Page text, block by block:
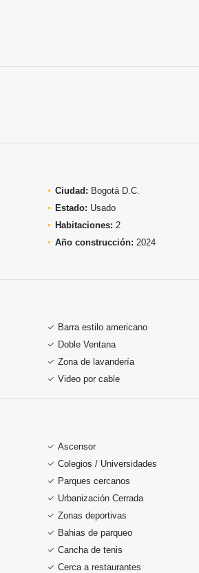
Ciudad: Bogotá D.C.
Estado: Usado
Habitaciones: 2
Año construcción: 2024
Barra estilo americano
Doble Ventana
Zona de lavandería
Video por cable
Ascensor
Colegios / Universidades
Parques cercanos
Urbanización Cerrada
Zonas deportivas
Bahias de parqueo
Cancha de tenis
Cerca a restaurantes